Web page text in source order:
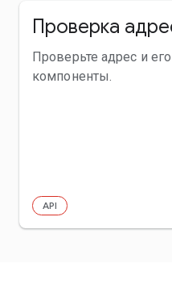
Проверка
Проверьте адрес и его
компоненты.
API